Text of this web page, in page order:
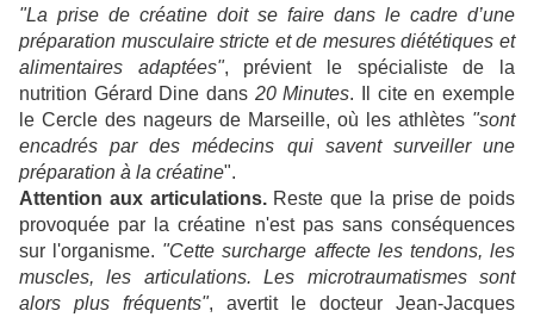
"La prise de créatine doit se faire dans le cadre d’une
préparation musculaire stricte et de mesures diététiques et
alimentaires adaptées", prévient le spécialiste de la
nutrition Gérard Dine dans 20 Minutes. Il cite en exemple
le Cercle des nageurs de Marseille, où les athlètes "sont
encadrés par des médecins qui savent surveiller une
préparation à la créatine".
Attention aux articulations.Reste que la prise de poids
provoquée par la créatine n'est pas sans conséquences
sur l'organisme. "Cette surcharge affecte les tendons, les
muscles, les articulations. Les microtraumatismes sont
alors plus fréquents", avertit le docteur Jean-Jacques